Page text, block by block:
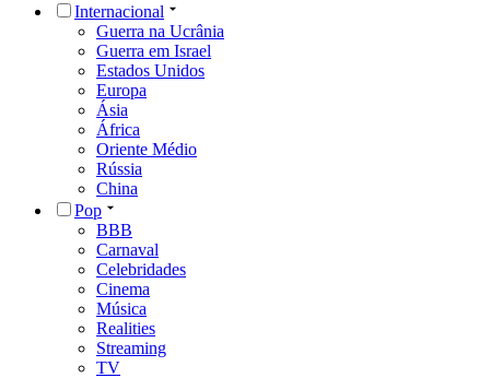
Internacional
Guerra na Ucrânia
Guerra em Israel
Estados Unidos
Europa
Ásia
África
Oriente Médio
Rússia
China
Pop
BBB
Carnaval
Celebridades
Cinema
Música
Realities
Streaming
TV